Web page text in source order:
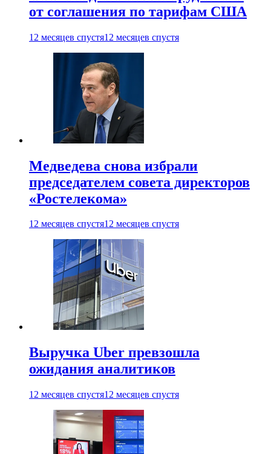
от соглашения по тарифам США
12 месяцев спустя12 месяцев спустя
Медведева снова избрали
председателем совета директоров
«Ростелекома»
12 месяцев спустя12 месяцев спустя
Выручка Uber превзошла
ожидания аналитиков
12 месяцев спустя12 месяцев спустя